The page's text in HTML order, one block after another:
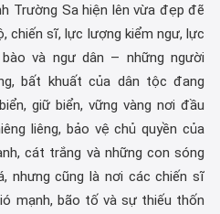
Trường Sa hiện lên vừa đẹp đẽ
chiến sĩ, lực lượng kiểm ngư, lực
và ngư dân – những người
bất khuất của dân tộc đang
giữ biển, vững vàng nơi đầu
liêng, bảo vệ chủ quyền của
cát trắng và những con sóng
nhưng cũng là nơi các chiến sĩ
mạnh, bão tố và sự thiếu thốn